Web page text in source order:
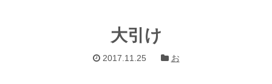
大引け
2017.11.25 お